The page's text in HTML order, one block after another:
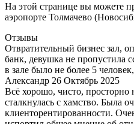
На этой странице вы можете
аэропорте Толмачево
Отзывы
Отвратительный бизнес зал,
банк, девушка не пропустила
в зале было не более 5
Александр 26 Октябрь 2025
Всё хорошо, чисто,
сталкнулась с хамство. Была
клиенторентированности.